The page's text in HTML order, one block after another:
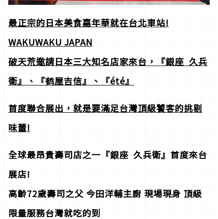
最正宗的日本美食嘉年華就在台北車站!
WAKUWAKU JAPAN
破天荒邀請日本三大知名店家來台，『銀座 久兵
衛』、『鹤屋吉信』、『été』
首度聯合展出，就是要滿足台灣頂級饕客的挑剔
味蕾!
全球最昂貴壽司店之一『銀座 久兵衛』首度來台
展店!
高齡72歲壽司之父今田洋輔主廚 現場現身 頂級
限量服務台灣就吃的到